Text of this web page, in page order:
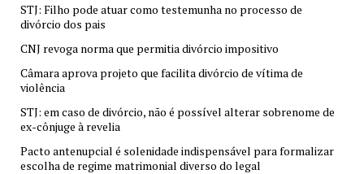
STJ: Filho pode atuar como testemunha no processo de
divórcio dos pais
CNJ revoga norma que permitia divórcio impositivo
Câmara aprova projeto que facilita divórcio de vítima de
violência
STJ: em caso de divórcio, não é possível alterar sobrenome de
ex-cônjuge à revelia
Pacto antenupcial é solenidade indispensável para formalizar
escolha de regime matrimonial diverso do legal